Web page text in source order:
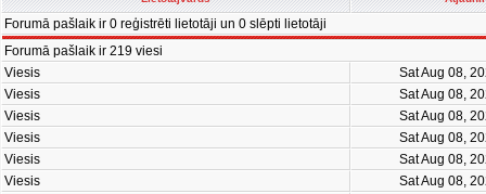
Forumā pašlaik ir 0 reģistrēti lietotāji un 0 slēpti lietotāji
Forumā pašlaik ir 219 viesi
Viesis
Sat Aug 08,
Viesis
Sat Aug 08,
Viesis
Sat Aug 08,
Viesis
Sat Aug 08,
Viesis
Sat Aug 08,
Viesis
Sat Aug 08,